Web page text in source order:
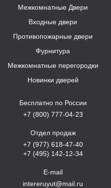
Межкомнатные Двери
Входные двери
Противопожарные двери
Фурнитура
Межкомнатные перегородки
Новинки дверей
Бесплатно по России
+7 (800) 777-04-23
Отдел продаж
+7 (977) 618-47-40
+7 (495) 142-12-34
E-mail
intereruyut@mail.ru